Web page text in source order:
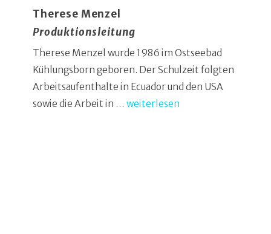
Therese Menzel
Produktionsleitung
Therese Menzel wurde 1986 im Ostseebad
Kühlungsborn geboren. Der Schulzeit folgten
Arbeitsaufenthalte in Ecuador und den USA
sowie die Arbeit in … weiterlesen